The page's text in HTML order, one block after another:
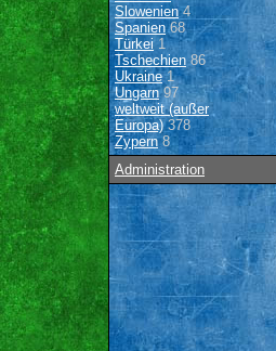
Slowenien4
Spanien68
Türkei1
Tschechien 86
Ukraine1
Ungarn97
weltweit (außer
Europa)378
Zypern8
Administration